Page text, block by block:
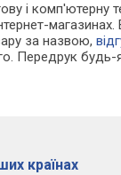
і
за назвою,
Передрук будь-
країнах